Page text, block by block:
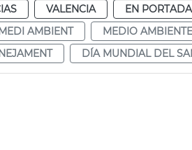
VALENCIA
EN PORTADA
AMBIENT MEDIO AMBIENTE
DÍA MUNDIAL DEL